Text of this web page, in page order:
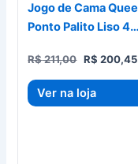
Jogo de Cama
Ponto Palito Liso 4
R$211,00 O
era:
R$ 200,45O
Ver na loja